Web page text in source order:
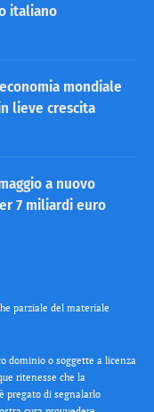
italiano
mondiale
lieve crescita
a nuovo
7 miliardi euro
parziale del materiale
dominio o soggette a licenza
ritenesse che la
pregato di segnalarlo